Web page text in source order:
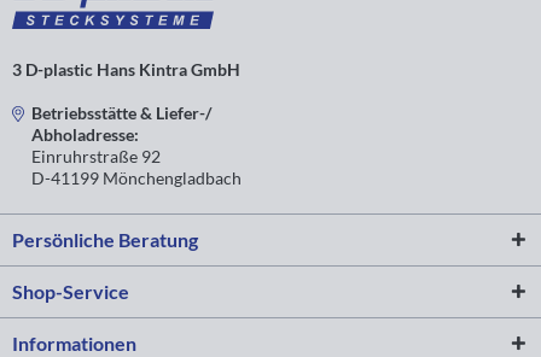
3 D-plastic Hans Kintra GmbH
Betriebsstätte & Liefer-/
Abholadresse:
Einruhrstraße 92
D-41199 Mönchengladbach
Persönliche Beratung
Shop-Service
Informationen